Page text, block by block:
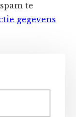
te
gegevens